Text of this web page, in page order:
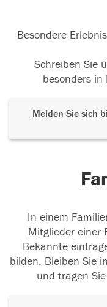
Besondere
Schreiben Sie
besonders in
Melden Sie sich
In einem
Mitglieder einer
Bekannte
bilden. Bleiben Sie
und tragen